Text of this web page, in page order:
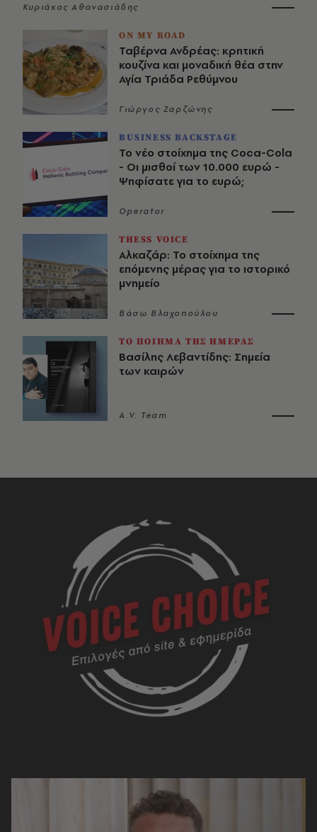
Κυριάκος Αθανασιάδης
ON MY ROAD
Ταβέρνα Ανδρέας: κρητική
κουζίνα και μοναδική θέα στην
Αγία Τριάδα Ρεθύμνου
Γιώργος Ζαρζώνης
BUSINESS BACKSTAGE
Το νέο στοίχημα της Coca-Cola
- Οι μισθοί των 10.000 ευρώ -
Ψηφίσατε για το ευρώ;
Operator
THESS VOICE
Αλκαζάρ: Το στοίχημα της
επόμενης μέρας για το ιστορικό
μνημείο
Βάσω Βλαχοπούλου
ΤΟ ΠΟΙΗΜΑ ΤΗΣ ΗΜΕΡΑΣ
Βασίλης Λεβαντίδης: Σημεία
των καιρών
A.V. Team